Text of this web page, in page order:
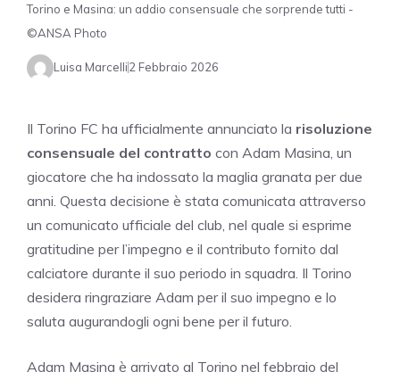
Torino e Masina: un addio consensuale che sorprende tutti -
©ANSA Photo
Luisa Marcelli2 Febbraio 2026
Il Torino FC ha ufficialmente annunciato la risoluzione
consensuale del contratto con Adam Masina, un
giocatore che ha indossato la maglia granata per due
anni. Questa decisione è stata comunicata attraverso
un comunicato ufficiale del club, nel quale si esprime
gratitudine per l’impegno e il contributo fornito dal
calciatore durante il suo periodo in squadra. Il Torino
desidera ringraziare Adam per il suo impegno e lo
saluta augurandogli ogni bene per il futuro.
Adam Masina è arrivato al Torino nel febbraio del